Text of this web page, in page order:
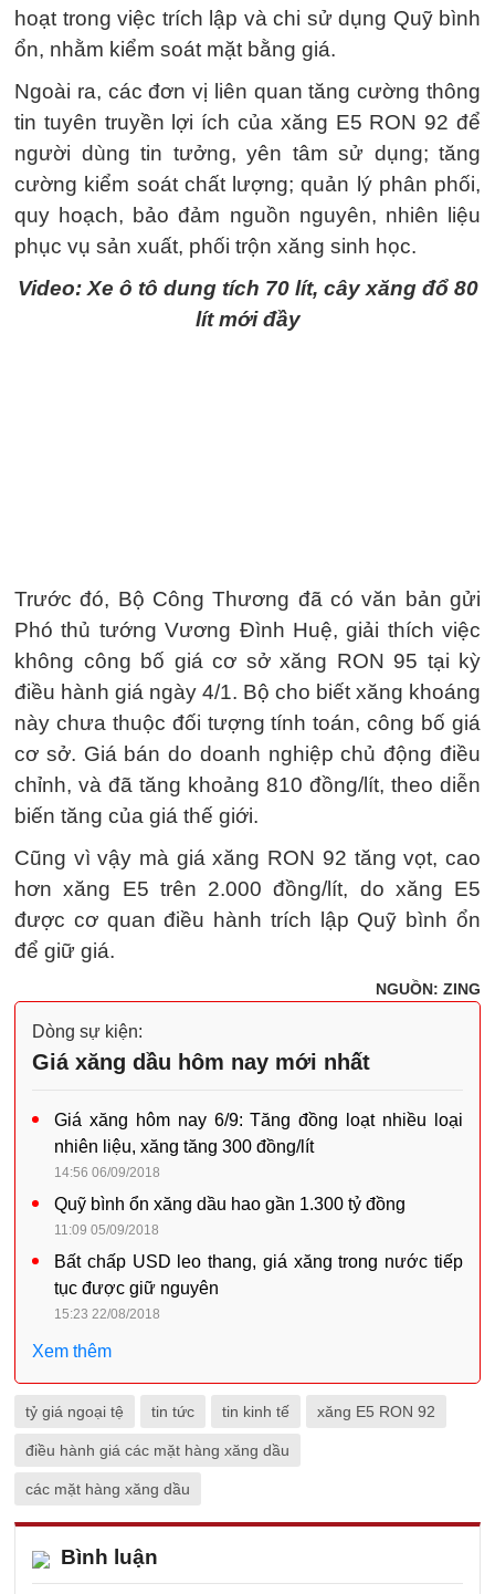
hoạt trong việc trích lập và chi sử dụng Quỹ bình
ổn, nhằm kiểm soát mặt bằng giá.
Ngoài ra, các đơn vị liên quan tăng cường thông
tin tuyên truyền lợi ích của xăng E5 RON 92 để
người dùng tin tưởng, yên tâm sử dụng; tăng
cường kiểm soát chất lượng; quản lý phân phối,
quy hoạch, bảo đảm nguồn nguyên, nhiên liệu
phục vụ sản xuất, phối trộn xăng sinh học.
Video: Xe ô tô dung tích 70 lít, cây xăng đổ 80
lít mới đầy
Trước đó, Bộ Công Thương đã có văn bản gửi
Phó thủ tướng Vương Đình Huệ, giải thích việc
không công bố giá cơ sở xăng RON 95 tại kỳ
điều hành giá ngày 4/1. Bộ cho biết xăng khoáng
này chưa thuộc đối tượng tính toán, công bố giá
cơ sở. Giá bán do doanh nghiệp chủ động điều
chỉnh, và đã tăng khoảng 810 đồng/lít, theo diễn
biến tăng của giá thế giới.
Cũng vì vậy mà giá xăng RON 92 tăng vọt, cao
hơn xăng E5 trên 2.000 đồng/lít, do xăng E5
được cơ quan điều hành trích lập Quỹ bình ổn
để giữ giá.
NGUỒN: ZING
Dòng sự kiện:
Giá xăng dầu hôm nay mới nhất
Giá xăng hôm nay 6/9: Tăng đồng loạt nhiều loại
nhiên liệu, xăng tăng 300 đồng/lít
14:56 06/09/2018
Quỹ bình ổn xăng dầu hao gần 1.300 tỷ đồng
11:09 05/09/2018
Bất chấp USD leo thang, giá xăng trong nước tiếp
tục được giữ nguyên
15:23 22/08/2018
Xem thêm
tỷ giá ngoại tệ tin tức tin kinh tế xăng E5 RON 92
điều hành giá các mặt hàng xăng dầu
các mặt hàng xăng dầu
Bình luận